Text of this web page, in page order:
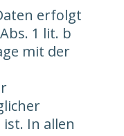
erfolgt
1 lit. b
mit der
In allen